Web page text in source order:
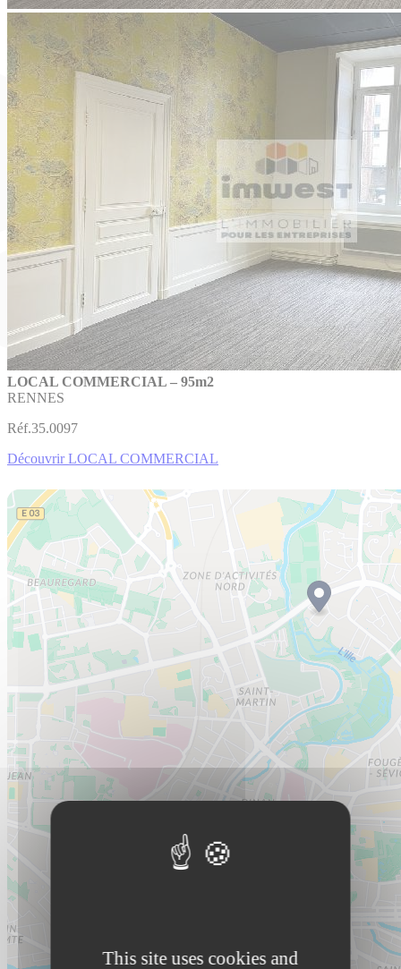
This site uses cookies and
LOCAL COMMERCIAL – 95m2
RENNES
Réf.35.0097
Découvrir LOCAL COMMERCIAL